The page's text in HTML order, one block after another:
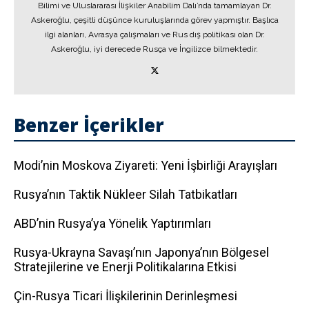
Bilimi ve Uluslararası İlişkiler Anabilim Dalı’nda tamamlayan Dr.
Askeroğlu, çeşitli düşünce kuruluşlarında görev yapmıştır. Başlıca
ilgi alanları, Avrasya çalışmaları ve Rus dış politikası olan Dr.
Askeroğlu, iyi derecede Rusça ve İngilizce bilmektedir.
Benzer İçerikler
Modi’nin Moskova Ziyareti: Yeni İşbirliği Arayışları
Rusya’nın Taktik Nükleer Silah Tatbikatları
ABD’nin Rusya’ya Yönelik Yaptırımları
Rusya-Ukrayna Savaşı’nın Japonya’nın Bölgesel
Stratejilerine ve Enerji Politikalarına Etkisi
Çin-Rusya Ticari İlişkilerinin Derinleşmesi